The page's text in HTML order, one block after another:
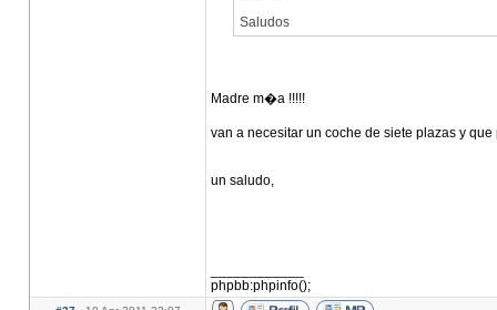
Saludos
Madre m�a !!!!!
van a necesitar un coche de siete plazas y
un saludo,
phpbb:phpinfo();